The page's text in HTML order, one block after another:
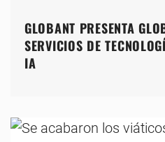
GLOBANT PRESENTA
SERVICIOS DE
IA